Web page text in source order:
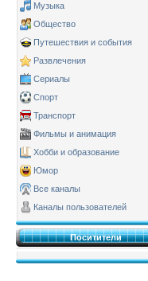
Музыка
Общество
Путешествия и события
Развлечения
Сериалы
Спорт
Транспорт
Фильмы и анимация
Хобби и образование
Юмор
Все каналы
Каналы пользователей
Поситители